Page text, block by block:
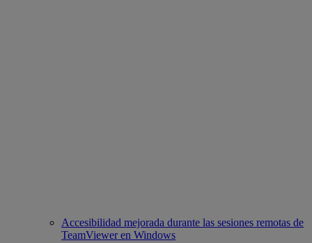
Accesibilidad mejorada durante las sesiones remotas de
TeamViewer en Windows